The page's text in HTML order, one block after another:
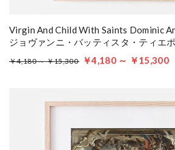
Virgin And Child With Saints Dominic
ジョヴァンニ・バッティスタ・ティエ
￥4,180 ～ ￥15,300 ￥4,180 ～ ￥15,300